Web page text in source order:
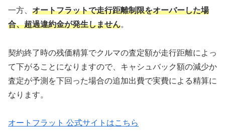
一方、 オートフラットで走行距離制限をオーバーした場
合、超過違約金が発生しません。
契約終了時の残価精算でクルマの査定額が走行距離によっ
て下がることになりますので、キャシュバック額の減少か
査定が予測を下回った場合の追加出費で実費による精算に
なります。
オートフラット 公式サイトはこちら